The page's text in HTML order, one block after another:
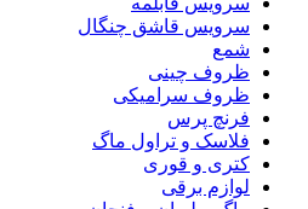
سرویس قاشق چنگال
شمع
ظروف چینی
ظروف سرامیکی
فرنچ پرس
فلاسک و تراول ماگ
کتری و قوری
لوازم برقی